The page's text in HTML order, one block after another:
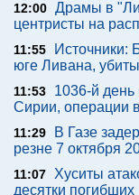
12:00 Драмы в
центристы на
11:55
Источники:
юге Ливана,
11:53
1036-й
Сирии, операции
11:29
В Газе
резне 7 октября
11:07 Хуситы
десятки погибших